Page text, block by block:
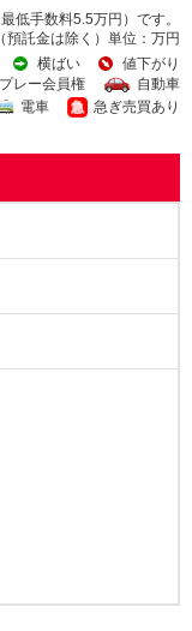
低手数料5.5万円）です。
預託金は除く）単位：万円
横ばい
値下がり
プレー会員権
自動車
電車
急ぎ売買あり